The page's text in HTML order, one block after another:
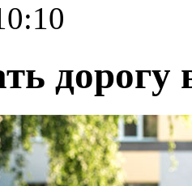
дорогу